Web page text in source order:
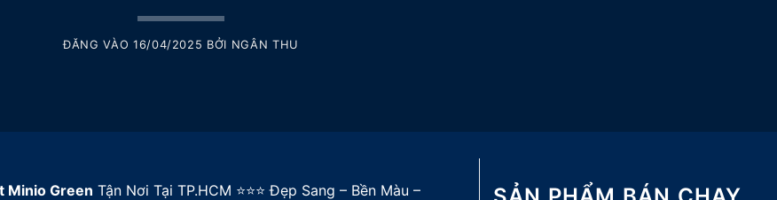
ĐĂNG VÀO 16/04/2025 BỞI NGÂN THU
Minio Green Tận Nơi Tại TP.HCM ⭐⭐⭐ Đẹp Sang – Bền Màu –